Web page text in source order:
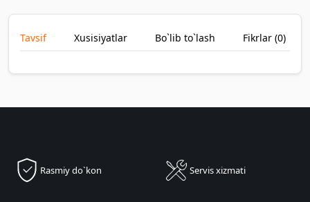
Tavsif Xusisiyatlar Bo`lib to`lash Fikrlar (0)
Rasmiy do`kon Servis xizmati